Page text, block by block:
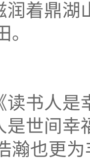
润着鼎湖
田。
读书人是
是世间幸
瀚也更